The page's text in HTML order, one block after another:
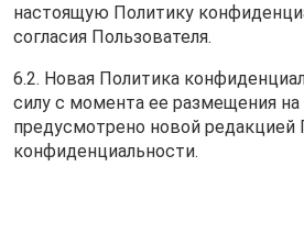
настоящую Политику
согласия Пользователя.
6.2. Новая Политика
силу с момента ее размещения на
предусмотрено новой редакцией
конфиденциальности.